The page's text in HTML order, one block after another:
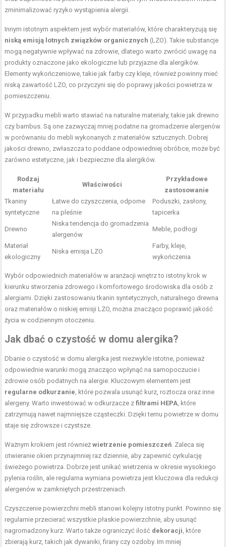
zminimalizować ryzyko wystąpienia alergii.
Innym istotnym aspektem jest wybór materiałów, które charakteryzują się
niską emisją lotnych związków organicznych (LZO). Takie substancje
mogą negatywnie wpływać na zdrowie, dlatego warto zwrócić uwagę na
produkty oznaczone jako ekologiczne lub przyjazne dla alergików.
Elementy wykończeniowe, takie jak farby czy kleje, również powinny mieć
niską zawartość LZO, co przyczyni się do poprawy jakości powietrza w
pomieszczeniu.
W przypadku mebli warto stawiać na naturalne materiały, takie jak drewno
czy bambus. Są one zazwyczaj mniej podatne na gromadzenie alergenów
w porównaniu do mebli wykonanych z materiałów sztucznych. Dobrej
jakości drewno, zwłaszcza to poddane odpowiedniej obróbce, może być
zarówno estetyczne, jak i bezpieczne dla alergików.
Rodzaj
materiału
Właściwości
Przykładowe
zastosowanie
Tkaniny
syntetyczne
Łatwe do czyszczenia, odporne
na pleśnie
Poduszki, zasłony,
tapicerka
Drewno
Niska tendencja do gromadzenia
alergenów
Meble, podłogi
Materiał
ekologiczny
Niska emisja LZO
Farby, kleje,
wykończenia
Wybór odpowiednich materiałów w aranżacji wnętrz to istotny krok w
kierunku stworzenia zdrowego i komfortowego środowiska dla osób z
alergiami. Dzięki zastosowaniu tkanin syntetycznych, naturalnego drewna
oraz materiałów o niskiej emisji LZO, można znacząco poprawić jakość
życia w codziennym otoczeniu.
Jak dbać o czystość w domu alergika?
Dbanie o czystość w domu alergika jest niezwykle istotne, ponieważ
odpowiednie warunki mogą znacząco wpłynąć na samopoczucie i
zdrowie osób podatnych na alergie. Kluczowym elementem jest
regularne odkurzanie , które pozwala usunąć kurz, roztocza oraz inne
alergeny. Warto inwestować w odkurzacze zfiltrami HEPA , które
zatrzymują nawet najmniejsze cząsteczki. Dzięki temu powietrze w domu
staje się zdrowsze i czystsze.
Ważnym krokiem jest równieżwietrzenie pomieszczeń . Zaleca się
otwieranie okien przynajmniej raz dziennie, aby zapewnić cyrkulację
świeżego powietrza. Dobrze jest unikać wietrzenia w okresie wysokiego
pylenia roślin, ale regularna wymiana powietrza jest kluczowa dla redukcji
alergenów w zamkniętych przestrzeniach.
Czyszczenie powierzchni mebli stanowi kolejny istotny punkt. Powinno się
regularnie przecierać wszystkie płaskie powierzchnie, aby usunąć
nagromadzony kurz. Warto także ograniczyć ilość dekoracji , które
zbierają kurz, takich jak dywaniki, firany czy ozdoby. Im mniej